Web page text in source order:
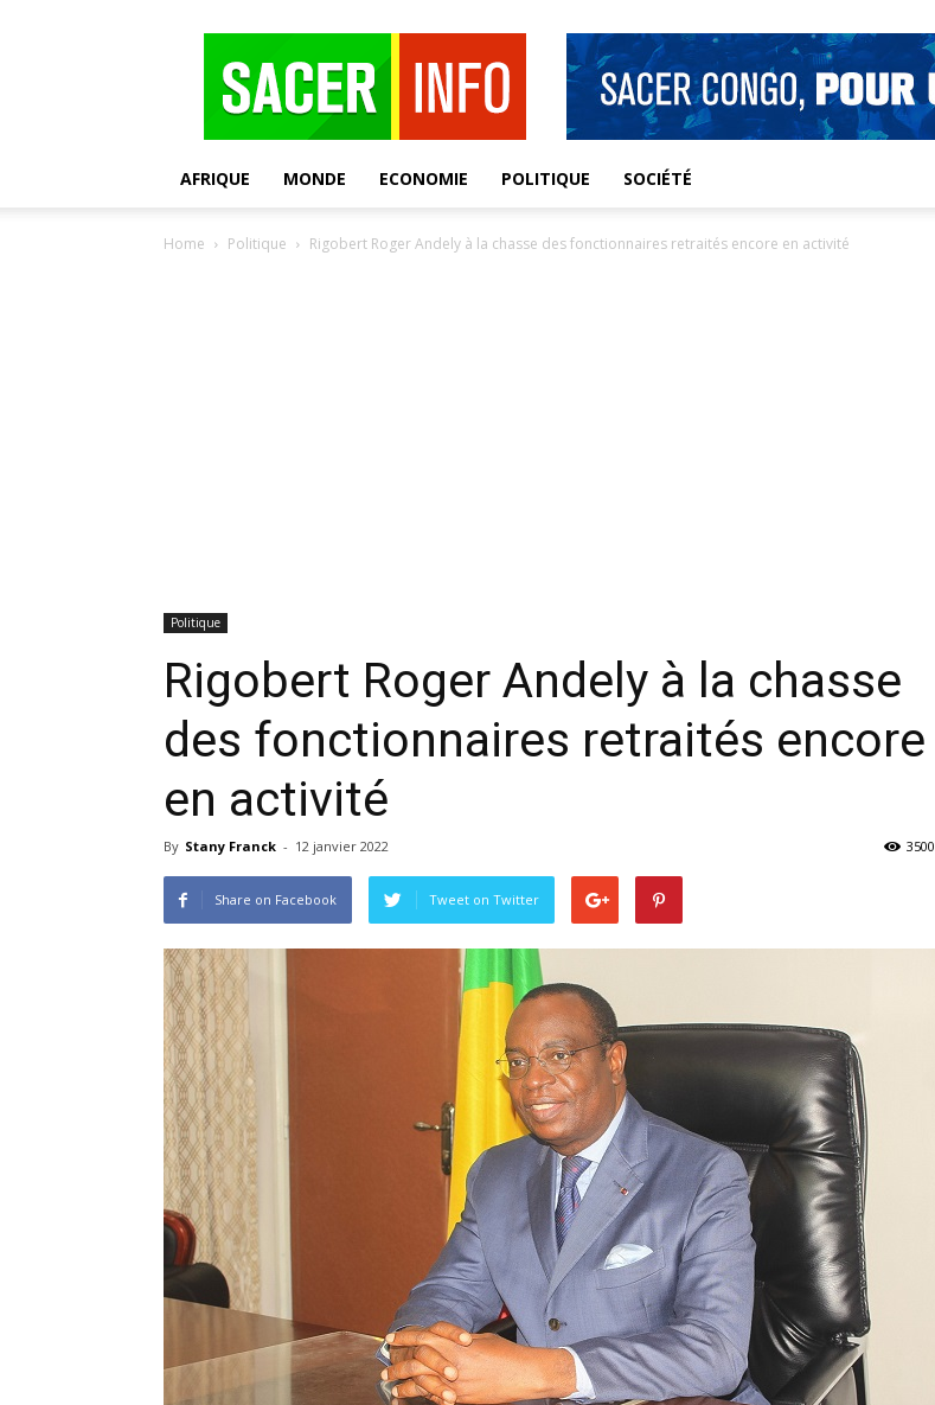
AFRIQUE MONDE ECONOMIE POLITIQUE SOCIÉTÉ
Home Politique Rigobert Roger Andely à la chasse des fonctionnaires retraités encore en activité
Politique
Rigobert Roger Andely à la chasse
des fonctionnaires retraités encore
en activité
By Stany Franck - 12 janvier 2022 3500
Share on Facebook Tweet on Twitter